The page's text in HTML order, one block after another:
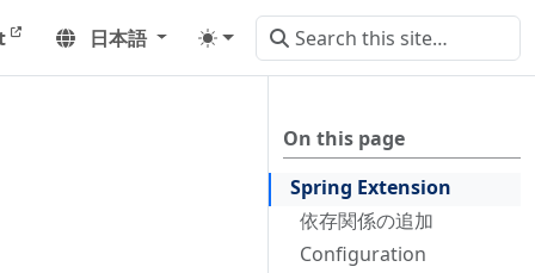
日本語
On this page
Spring Extension
依存関係の追加
Configuration